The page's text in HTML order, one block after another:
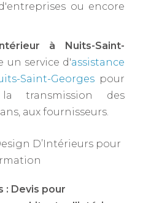
ou encore
à Nuits-Saint-
un service d'assistance
Saint-Georges pour
transmission des
aux fournisseurs.
D’Intérieurs pour
: Devis pour